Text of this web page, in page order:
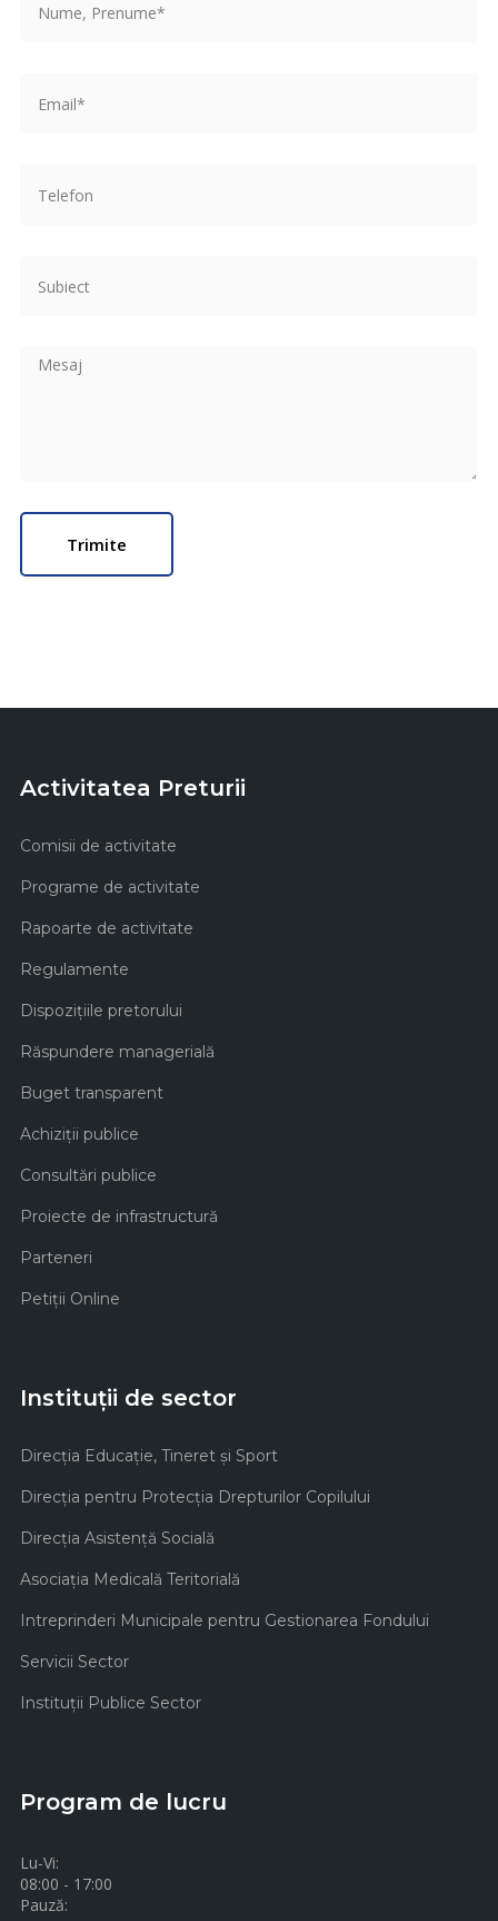
Activitatea Preturii
Comisii de activitate
Programe de activitate
Rapoarte de activitate
Regulamente
Dispozițiile pretorului
Răspundere managerială
Buget transparent
Achiziţii publice
Consultări publice
Proiecte de infrastructură
Parteneri
Petiții Online
Instituții de sector
Direcţia Educaţie, Tineret şi Sport
Direcţia pentru Protecţia Drepturilor Copilului
Direcţia Asistenţă Socială
Asociaţia Medicală Teritorială
Intreprinderi Municipale pentru Gestionarea Fondului
Servicii Sector
Instituţii Publice Sector
Program de lucru
Lu-Vi:
08:00 - 17:00
Pauză: